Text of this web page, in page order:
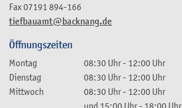
tiefbauamt@backnang.de
Fax07191 894-166
Öffnungszeiten
Montag 08:30 Uhr- 12:00 Uhr
Dienstag
08:30 Uhr- 12:00 Uhr
Mittwoch
08:30 Uhr- 12:00 Uhr
und 15:00 Uhr- 18:00 Uhr